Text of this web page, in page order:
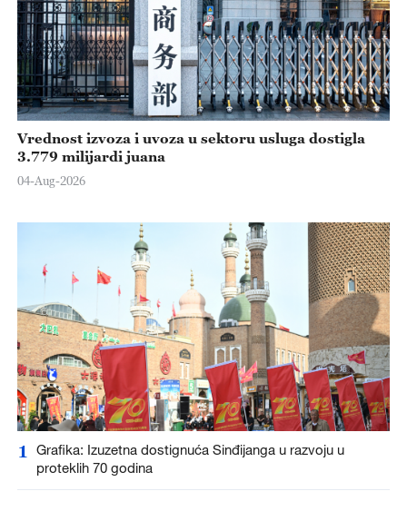
Vrednost izvoza i uvoza u sektoru usluga dostigla
3.779 milijardi juana
04-Aug-2026
1
Grafika: Izuzetna dostignuća Sinđijanga u razvoju u
proteklih 70 godina